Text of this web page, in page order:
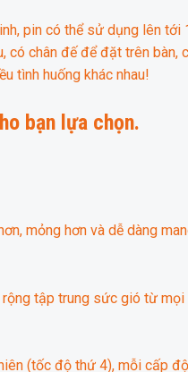
pin có thể sử dụng lên
chân đế để đặt trên bàn,
tình huống khác nhau!
bạn lựa chọn.
mỏng hơn và dễ dàng
tập trung sức gió từ
(tốc độ thứ 4), mỗi cấp